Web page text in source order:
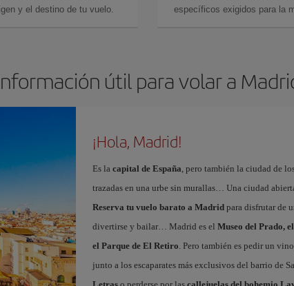
y el destino de tu vuelo.
específicos exigidos para la
útil para volar a
¡Hola, Madrid!
Es la capital de España, pero también la ciudad de
trazadas en una urbe sin murallas… Una ciudad
Reserva tu vuelo barato a Madridpara disfrutar de
divertirse y bailar… Madrid es el Museo del Prado,
el Parque de El Retiro. Pero también es pedir un
junto a los escaparates más exclusivos del barrio de